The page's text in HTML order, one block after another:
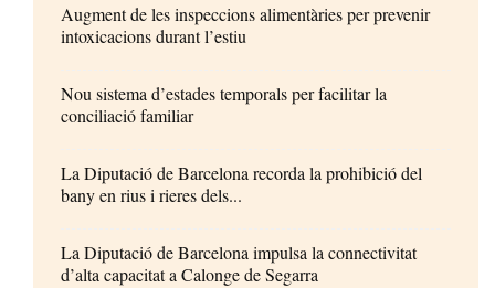
Augment de les inspeccions alimentàries per prevenir
intoxicacions durant l’estiu
Nou sistema d’estades temporals per facilitar la
conciliació familiar
La Diputació de Barcelona recorda la prohibició del
bany en rius i rieres dels...
La Diputació de Barcelona impulsa la connectivitat
d’alta capacitat a Calonge de Segarra